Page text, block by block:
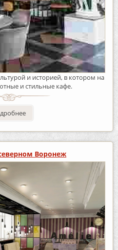
и историей, в котором на
и стильные кафе.
Воронеж